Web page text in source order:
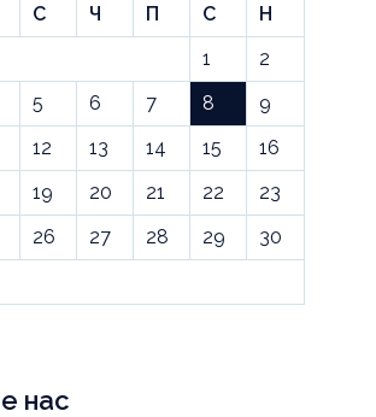
С Ч П С
Н
1
2
5 6 7 8
9
12 13 14 15
16
19 20 21 22
23
26 27 28 29
30
нас